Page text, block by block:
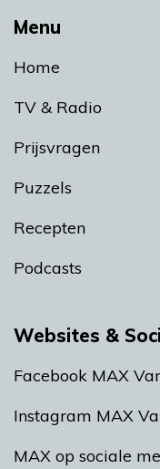
Menu
Home
TV & Radio
Prijsvragen
Puzzels
Recepten
Podcasts
Websites &
Facebook MAX
Instagram MAX
MAX op sociale